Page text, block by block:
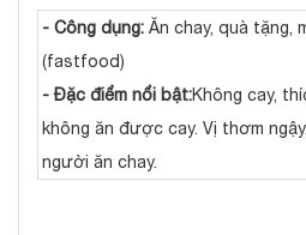
- Công dụng: Ăn chay, quà tặng,
(fastfood)
- Đặc điểm nổi bật:Không cay,
không ăn được cay. Vị thơm
người ăn chay.